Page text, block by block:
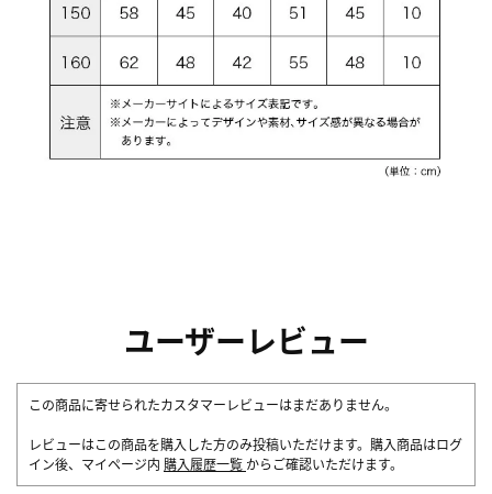
ユーザーレビュー
この商品に寄せられたカスタマーレビューはまだありません。
レビューはこの商品を購入した方のみ投稿いただけます。購入商品はログ
イン後、マイページ内 購入履歴一覧 からご確認いただけます。